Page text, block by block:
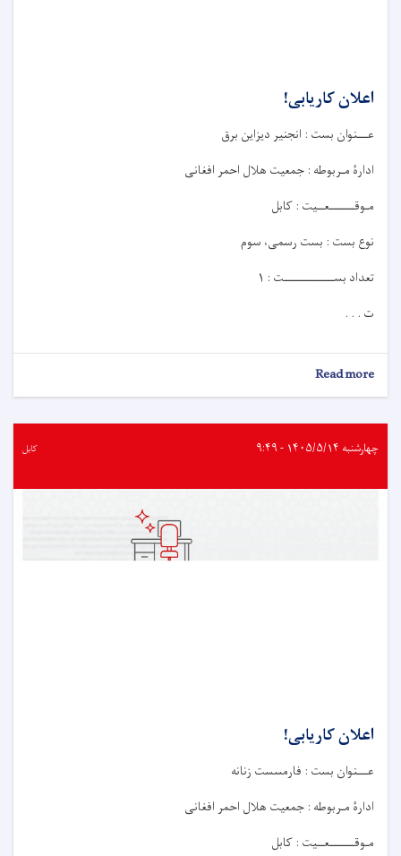
اعلان کاریابی!
عـــنوان بست : انجنیر دیزاین برق
ادارۀ مـربوطه : جمعیت هلال احمر افغانی
مـوقـــــــعــيت : کابل
نوع بست : بست رسمی، سوم
تعداد بســــــــــــــت : ۱
ت . . .
Read more
اعلان
چهارشنبه ۱۴۰۵/۵/۱۴ - ۹:۴۹ کابل
اعلان کاریابی!
عـــنوان بست : فارمسست زنانه
ادارۀ مـربوطه : جمعیت هلال احمر افغانی
مـوقـــــــعــيت : کابل